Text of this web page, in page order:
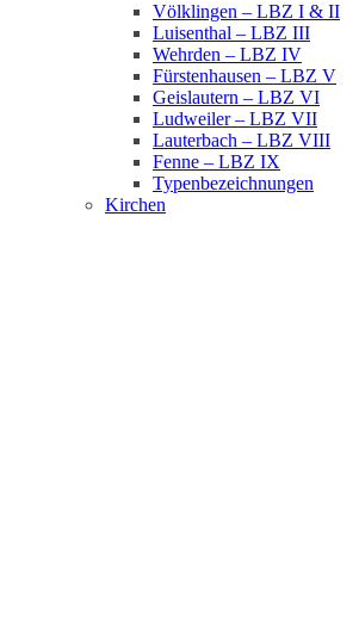
Völklingen – LBZ I & II
Luisenthal – LBZ III
Wehrden – LBZ IV
Fürstenhausen – LBZ V
Geislautern – LBZ VI
Ludweiler – LBZ VII
Lauterbach – LBZ VIII
Fenne – LBZ IX
Typenbezeichnungen
Kirchen